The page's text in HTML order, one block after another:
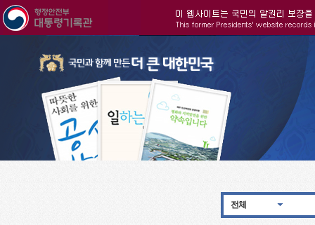
전체